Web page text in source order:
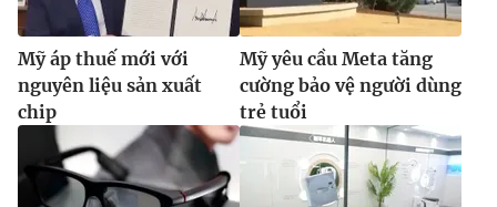
Mỹ áp thuế mới với
nguyên liệu sản xuất
chip
Mỹ yêu cầu Meta tăng
cường bảo vệ người dùng
trẻ tuổi